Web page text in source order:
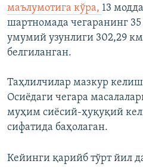
маълумотига кўра, 13
шартномада чегаранинг 35
умумий узунлиги 302,29
белгиланган.
Таҳлилчилар мазкур
Осиёдаги чегара
муҳим сиёсий-ҳуқуқий
сифатида баҳолаган.
Кейинги қарийб тўрт йил